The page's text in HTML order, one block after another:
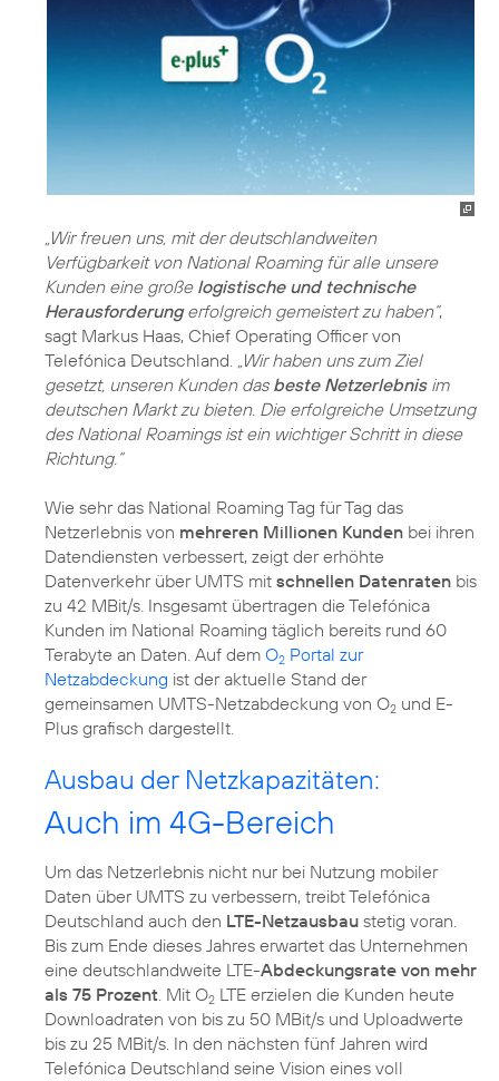
„Wir freuen uns, mit der deutschlandweiten
Verfügbarkeit von National Roaming für alle unsere
Kunden eine große logistische und technische
Herausforderungerfolgreich gemeistert zu haben“,
sagt Markus Haas, Chief Operating Officer von
Telefónica Deutschland. „Wir haben uns zum Ziel
gesetzt, unseren Kunden das beste Netzerlebnisim
deutschen Markt zu bieten. Die erfolgreiche Umsetzung
des National Roamings ist ein wichtiger Schritt in diese
Richtung.“
Wie sehr das National Roaming Tag für Tag das
Netzerlebnis von mehreren Millionen Kunden bei ihren
Datendiensten verbessert, zeigt der erhöhte
Datenverkehr über UMTS mit schnellen Datenraten bis
zu 42 MBit/s. Insgesamt übertragen die Telefónica
Kunden im National Roaming täglich bereits rund 60
Terabyte an Daten. Auf dem O2 Portal zur
Netzabdeckung ist der aktuelle Stand der
gemeinsamen UMTS-Netzabdeckung von O2 und E-
Plus grafisch dargestellt.
Ausbau der Netzkapazitäten:
Auch im 4G-Bereich
Um das Netzerlebnis nicht nur bei Nutzung mobiler
Daten über UMTS zu verbessern, treibt Telefónica
Deutschland auch den LTE-Netzausbau stetig voran.
Bis zum Ende dieses Jahres erwartet das Unternehmen
eine deutschlandweite LTE-Abdeckungsrate von mehr
als 75 Prozent. Mit O2 LTE erzielen die Kunden heute
Downloadraten von bis zu 50 MBit/s und Uploadwerte
bis zu 25 MBit/s. In den nächsten fünf Jahren wird
Telefónica Deutschland seine Vision eines voll